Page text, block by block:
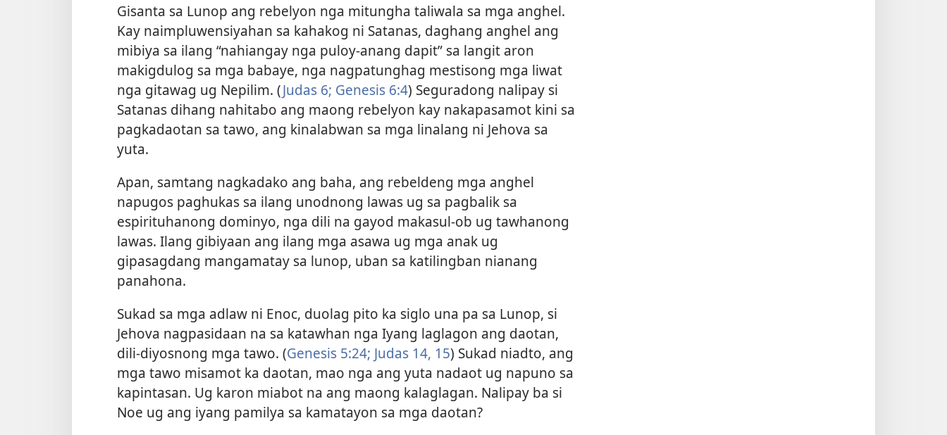
Gisanta sa Lunop ang rebelyon nga mitungha taliwala sa mga anghel.
Kay naimpluwensiyahan sa kahakog ni Satanas, daghang anghel ang
mibiya sa ilang “nahiangay nga puloy-anang dapit” sa langit aron
makigdulog sa mga babaye, nga nagpatunghag mestisong mga liwat
nga gitawag ug Nepilim. (Judas 6; Genesis 6:4) Seguradong nalipay si
Satanas dihang nahitabo ang maong rebelyon kay nakapasamot kini sa
pagkadaotan sa tawo, ang kinalabwan sa mga linalang ni Jehova sa
yuta.
Apan, samtang nagkadako ang baha, ang rebeldeng mga anghel
napugos paghukas sa ilang unodnong lawas ug sa pagbalik sa
espirituhanong dominyo, nga dili na gayod makasul-ob ug tawhanong
lawas. Ilang gibiyaan ang ilang mga asawa ug mga anak ug
gipasagdang mangamatay sa lunop, uban sa katilingban nianang
panahona.
Sukad sa mga adlaw ni Enoc, duolag pito ka siglo una pa sa Lunop, si
Jehova nagpasidaan na sa katawhan nga Iyang laglagon ang daotan,
dili-diyosnong mga tawo. (Genesis 5:24; Judas 14, 15) Sukad niadto, ang
mga tawo misamot ka daotan, mao nga ang yuta nadaot ug napuno sa
kapintasan. Ug karon miabot na ang maong kalaglagan. Nalipay ba si
Noe ug ang iyang pamilya sa kamatayon sa mga daotan?